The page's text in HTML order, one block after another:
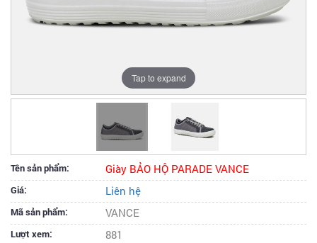
Tap to expand
Tên sản phẩm: Giày BẢO HỘ PARADE VANCE
Giá: Liên hệ
Mã sản phẩm: VANCE
Lượt xem: 881